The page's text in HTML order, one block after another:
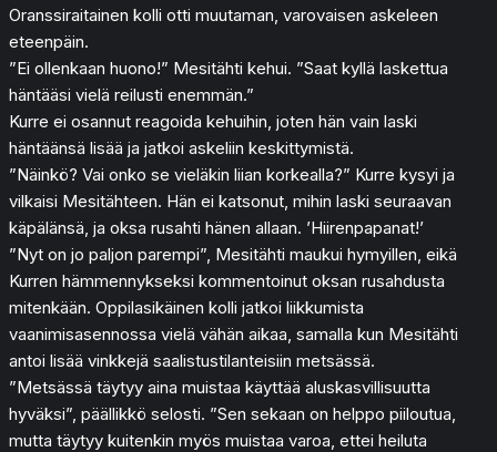
Oranssiraitainen kolli otti muutaman, varovaisen askeleen
eteenpäin.
”Ei ollenkaan huono!” Mesitähti kehui. ”Saat kyllä laskettua
häntääsi vielä reilusti enemmän.”
Kurre ei osannut reagoida kehuihin, joten hän vain laski
häntäänsä lisää ja jatkoi askeliin keskittymistä.
”Näinkö? Vai onko se vieläkin liian korkealla?” Kurre kysyi ja
vilkaisi Mesitähteen. Hän ei katsonut, mihin laski seuraavan
käpälänsä, ja oksa rusahti hänen allaan. ’Hiirenpapanat!’
”Nyt on jo paljon parempi”, Mesitähti maukui hymyillen, eikä
Kurren hämmennykseksi kommentoinut oksan rusahdusta
mitenkään. Oppilasikäinen kolli jatkoi liikkumista
vaanimisasennossa vielä vähän aikaa, samalla kun Mesitähti
antoi lisää vinkkejä saalistustilanteisiin metsässä.
”Metsässä täytyy aina muistaa käyttää aluskasvillisuutta
hyväksi”, päällikkö selosti. ”Sen sekaan on helppo piiloutua,
mutta täytyy kuitenkin myös muistaa varoa, ettei heiluta